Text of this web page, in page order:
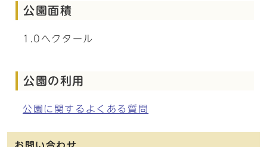
公園面積
1.0ヘクタール
公園の利用
公園に関するよくある質問